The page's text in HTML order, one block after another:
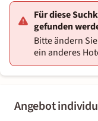
Angebot
Für diese
gefunden
Bitte ändern
ein anderes